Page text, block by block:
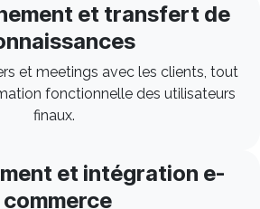
et transfert de
et meetings avec les clients, tout
fonctionnelle des utilisateurs
finaux.
et intégration e-
commerce